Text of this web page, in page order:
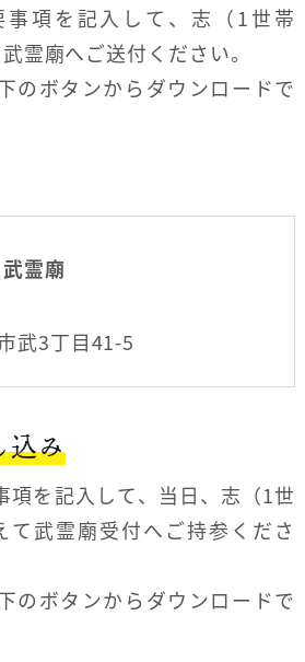
項を記入して、志（1世帯
霊廟へご送付ください。
のボタンからダウンロードで
武霊廟
武3丁目41-5
込み
項を記入して、当日、志（1世
て武霊廟受付へご持参くださ
のボタンからダウンロードで